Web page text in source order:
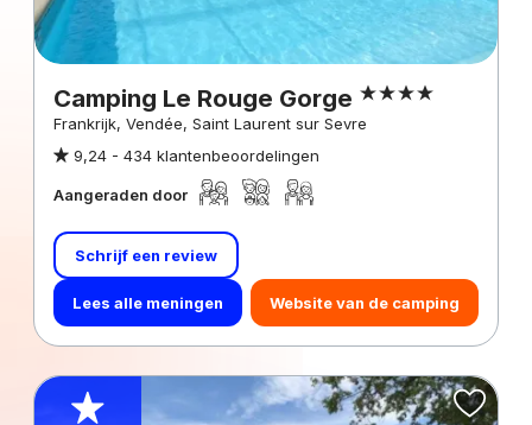
Camping Le Rouge Gorge
Frankrijk, Vendée, Saint Laurent sur Sevre
9,24 - 434 klantenbeoordelingen
Aangeraden door
Schrijf een review
Lees alle meningen Website van de camping